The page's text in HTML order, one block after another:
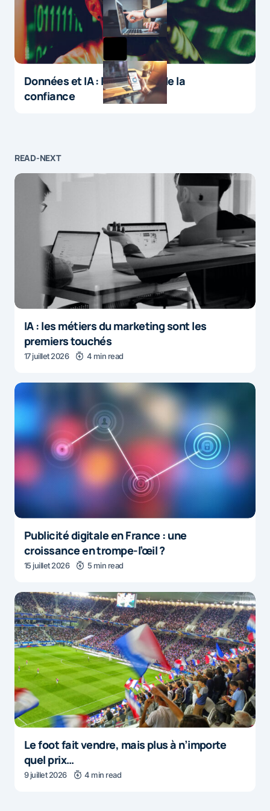
Quand la météo booste les campagn...
27 octobre 2015 at 11h44
Données et IA : le paradoxe de la
confiance
READ-NEXT
IA : les métiers du marketing sont les
premiers touchés
17 juillet 2026 4 min read
Publicité digitale en France : une
croissance en trompe-l’œil ?
15 juillet 2026 5 min read
Le foot fait vendre, mais plus à n’importe
quel prix…
9 juillet 2026 4 min read